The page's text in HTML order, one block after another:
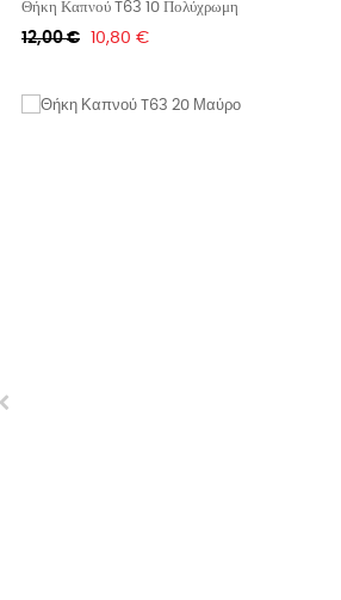
Θήκη Καπνού T63 10 Πολύχρωμη
Κανονική
12,00 € Τιμή
10,80 €